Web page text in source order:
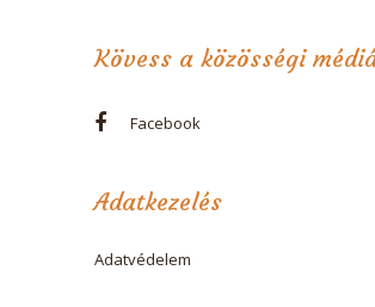
Kövess a közösségi
Facebook
Adatkezelés
Adatvédelem